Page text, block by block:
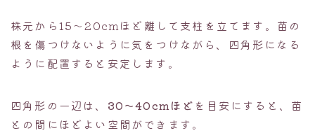
株元から15〜20cmほど離して支柱を立てます。苗の
根を傷つけないように気をつけながら、四角形になる
ように配置すると安定します。
四角形の一辺は、 30〜40cmほどを目安にすると、苗
との間にほどよい空間ができます。